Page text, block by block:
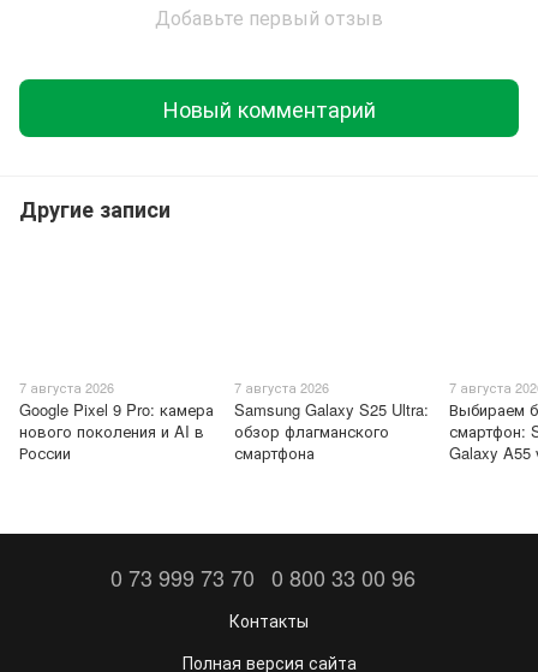
Добавьте первый отзыв
Новый комментарий
Другие записи
7 августа 2026
Google Pixel 9 Pro: камера
нового поколения и AI в
России
7 августа 2026
Samsung Galaxy S25 Ultra:
обзор флагманского
смартфона
7 августа
Выбираем
смартфон:
Galaxy A55
0 73 999 73 70 0 800 33 00 96
Контакты
Полная версия сайта